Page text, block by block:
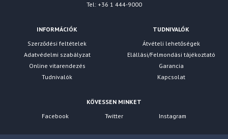
Tel: +36 1 444-9000
INFORMÁCIÓK
Szerződési feltételek
Adatvédelmi szabályzat
Online vitarendezés
Tudnivalók
TUDNIVALÓK
Átvételi lehetőségek
Elállási/Felmondási tájékoztató
Garancia
Kapcsolat
KÖVESSEN MINKET
Facebook
Twitter Instagram